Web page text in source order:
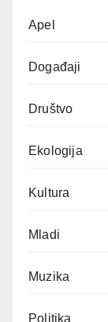
Apel
Događaji
Društvo
Ekologija
Kultura
Mladi
Muzika
Politika